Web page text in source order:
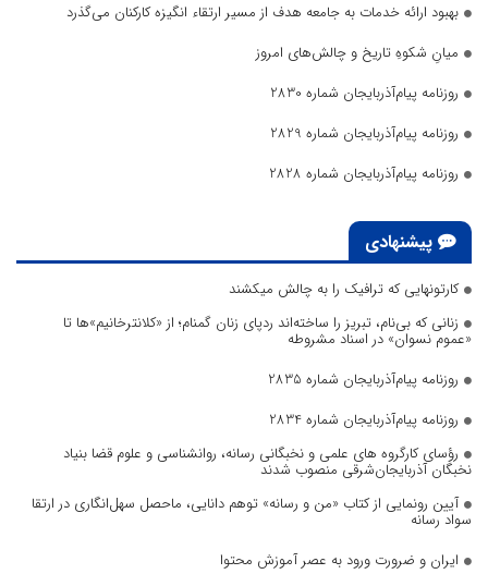
بهبود ارائه خدمات به جامعه هدف از مسیر ارتقاء انگیزه کارکنان می‌گذرد
میانِ شکوهِ تاریخ و چالش‌های امروز
روزنامه پیام‌آذربایجان شماره 2830
روزنامه پیام‌آذربایجان شماره 2829
روزنامه پیام‌آذربایجان شماره 2828
پیشنهادی
کارتونهایی که ترافیک را به چالش میکشند
زنانی که بی‌نام، تبریز را ساخته‌اند ردپای زنان گمنام؛ از «کلانترخانیم»ها تا
«عموم نسوان» در اسناد مشروطه
روزنامه پیام‌آذربایجان شماره 2835
روزنامه پیام‌آذربایجان شماره 2834
رؤسای کارگروه های علمی و نخبگانی رسانه، روانشناسی و علوم قضا بنیاد
نخبگان آذربایجان‌شرقی منصوب شدند
آیین رونمایی از کتاب «من و رسانه» توهم دانایی، ماحصل سهل‌انگاری در ارتقا
سواد رسانه
ایران و ضرورت ورود به عصر آموزش محتوا